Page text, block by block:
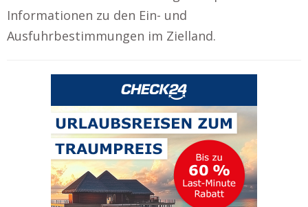
Informationen zu den Ein- und
Ausfuhrbestimmungen im Zielland.